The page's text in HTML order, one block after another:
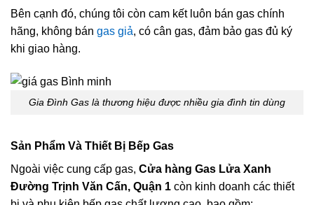
Bên cạnh đó, chúng tôi còn cam kết luôn bán gas chính
hãng, không bán gas giả, có cân gas, đảm bảo gas đủ ký
khi giao hàng.
Gia Đình Gas là thương hiệu được nhiều gia đình tin dùng
Sản Phẩm Và Thiết Bị Bếp Gas
Ngoài việc cung cấp gas, Cửa hàng Gas Lửa Xanh
Đường Trịnh Văn Cấn, Quận 1 còn kinh doanh các thiết